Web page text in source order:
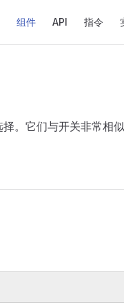
组件 API 指令
。它们与开关非常相